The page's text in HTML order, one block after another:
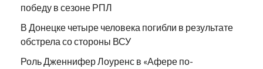
победу в сезоне РПЛ
В Донецке четыре человека погибли в результате
обстрела со стороны ВСУ
Роль Дженнифер Лоуренс в «Афере по-